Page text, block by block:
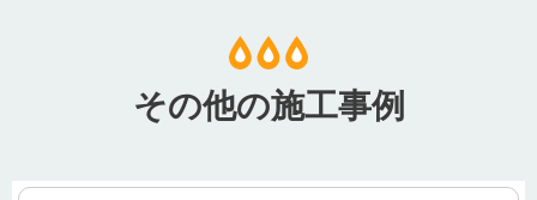
その他の施工事例